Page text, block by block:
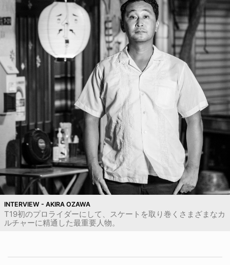
INTERVIEW - AKIRA OZAWA
T19初のプロライダーにして、スケートを取り巻くさまざまなカ
ルチャーに精通した最重要人物。